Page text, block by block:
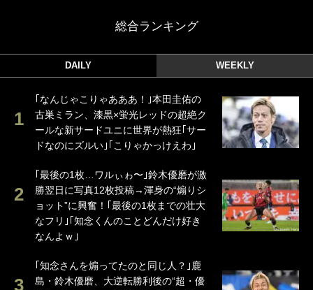
総合ランキング
DAILY WEEKLY
｢なんじゃこりゃあああ！｣本田圭佑の
古巣ミラン、漆黒×蛍光レッドの超絶ク
ールな新サードユニに世界が熱狂｢サー
ドなのにズルい｣｢こりゃかっけえわ｣
｢最後の1枚…ワルぃゎ〜｣鈴木優磨が激
勝翌日に写真12枚投稿→渾身の“煽りシ
ョット”に興奮！｢最後の1枚までの壮大
なフリ｣｢知念くんのことどんだけ好き
なんよｗ｣
｢知念さんを煽ってたのと同じ人？｣鹿
島・鈴木優磨、大逆転勝利後の“超・優